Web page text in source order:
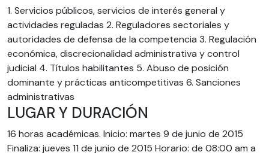
1. Servicios públicos, servicios de interés general y
actividades reguladas 2. Reguladores sectoriales y
autoridades de defensa de la competencia 3. Regulación
económica, discrecionalidad administrativa y control
judicial 4. Títulos habilitantes 5. Abuso de posición
dominante y prácticas anticompetitivas 6. Sanciones
administrativas
LUGAR Y DURACIÓN
16 horas académicas. Inicio: martes 9 de junio de 2015
Finaliza: jueves 11 de junio de 2015 Horario: de 08:00 am a